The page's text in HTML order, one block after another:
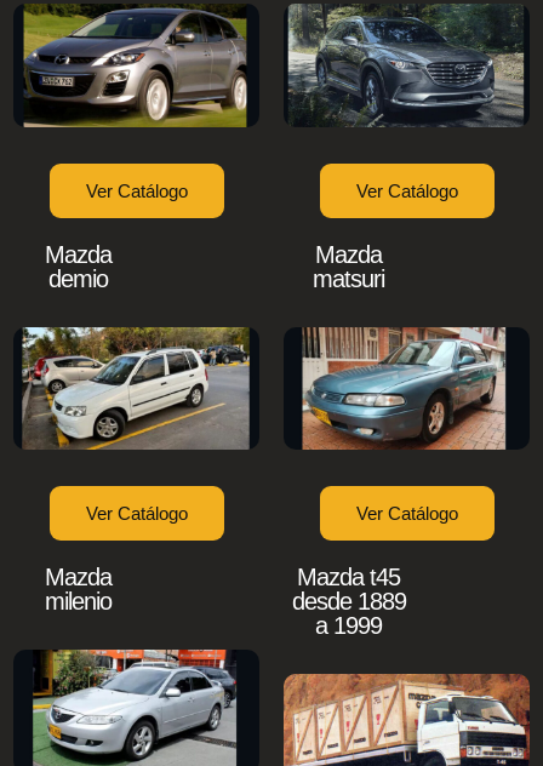
Ver Catálogo Ver Catálogo
Mazda
demio
Ver Catálogo
Mazda
matsuri
Ver Catálogo
Mazda
milenio
Mazda t45
desde 1889
a 1999